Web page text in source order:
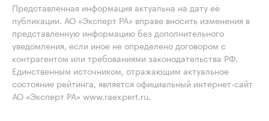
Представленная информация актуальна на дату её
публикации. АО «Эксперт РА» вправе вносить изменения в
представленную информацию без дополнительного
уведомления, если иное не определено договором с
контрагентом или требованиями законодательства РФ.
Единственным источником, отражающим актуальное
состояние рейтинга, является официальный интернет-сайт
АО «Эксперт РА» www.raexpert.ru.